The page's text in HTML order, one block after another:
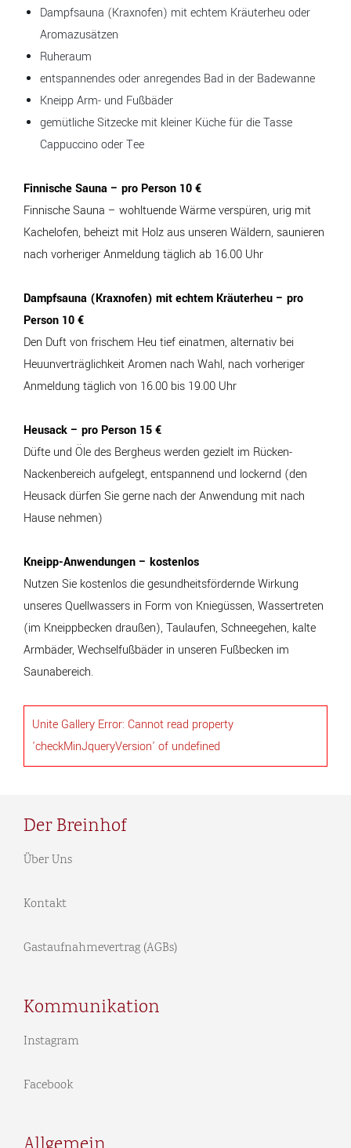
Dampfsauna (Kraxnofen) mit echtem Kräuterheu oder
Aromazusätzen
Ruheraum
entspannendes oder anregendes Bad in der Badewanne
Kneipp Arm- und Fußbäder
gemütliche Sitzecke mit kleiner Küche für die Tasse
Cappuccino oder Tee
Finnische Sauna – pro Person 10 €
Finnische Sauna – wohltuende Wärme verspüren, urig mit
Kachelofen, beheizt mit Holz aus unseren Wäldern, saunieren
nach vorheriger Anmeldung täglich ab 16.00 Uhr
Dampfsauna (Kraxnofen) mit echtem Kräuterheu – pro
Person 10 €
Den Duft von frischem Heu tief einatmen, alternativ bei
Heuunverträglichkeit Aromen nach Wahl, nach vorheriger
Anmeldung täglich von 16.00 bis 19.00 Uhr
Heusack – pro Person 15 €
Düfte und Öle des Bergheus werden gezielt im Rücken-
Nackenbereich aufgelegt, entspannend und lockernd (den
Heusack dürfen Sie gerne nach der Anwendung mit nach
Hause nehmen)
Kneipp-Anwendungen – kostenlos
Nutzen Sie kostenlos die gesundheitsfördernde Wirkung
unseres Quellwassers in Form von Kniegüssen, Wassertreten
(im Kneippbecken draußen), Taulaufen, Schneegehen, kalte
Armbäder, Wechselfußbäder in unseren Fußbecken im
Saunabereich.
Unite Gallery Error: Cannot read property
'checkMinJqueryVersion' of undefined
Der Breinhof
Über Uns
Kontakt
Gastaufnahmevertrag (AGBs)
Kommunikation
Instagram
Facebook